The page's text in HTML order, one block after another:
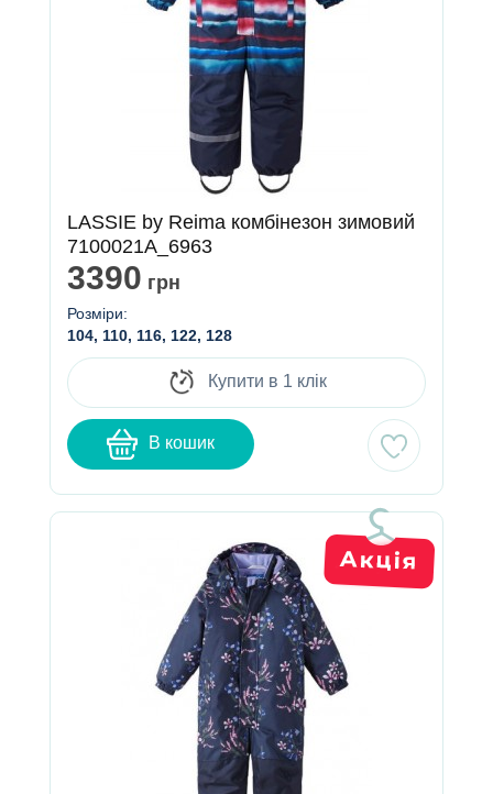
LASSIE by Reima комбінезон зимовий
7100021A_6963
3390 грн
Розміри:
104, 110, 116, 122, 128
Купити в 1 клік
В кошик